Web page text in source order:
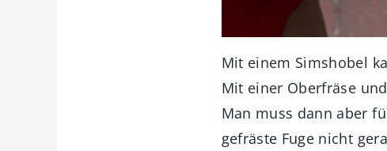
Mit einem Simshobel
Mit einer Oberfräse
Man muss dann aber
gefräste Fuge nicht